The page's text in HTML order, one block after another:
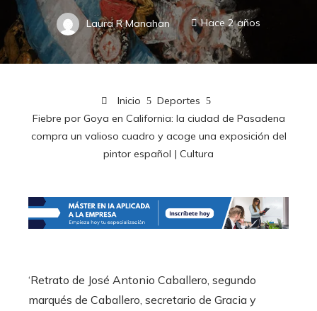
Laura R Manahan Hace 2 años
Inicio
Deportes
Fiebre por Goya en California: la ciudad de Pasadena
compra un valioso cuadro y acoge una exposición del
pintor español | Cultura
‘Retrato de José Antonio Caballero, segundo
marqués de Caballero, secretario de Gracia y